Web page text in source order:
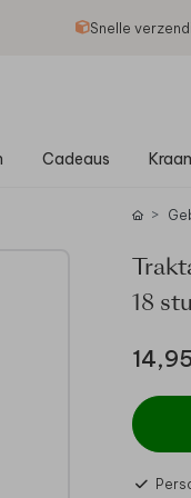
Snelle
Cadeaus
18